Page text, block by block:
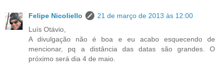
Felipe Nicoliello
21 de março de 2013 às 12:00
Luís Otávio,
A divulgação não é boa e eu acabo esquecendo de
mencionar, pq a distância das datas são grandes. O
próximo será dia 4 de maio.